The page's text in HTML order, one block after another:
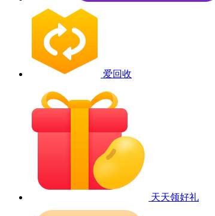
爱回收
天天领好礼